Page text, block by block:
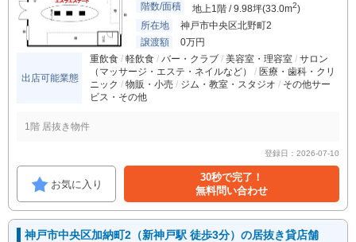
階数/面積
地上1階 / 9.98坪(33.0m2)
所在地
神戸市中央区北野町2
譲渡額
0万円
出店可能業態
重飲食 軽飲食 バー・クラブ 美容室・理容室
サロン
（マッサージ・エステ・ネイルなど）
医療・歯科・クリ
ニック
物販・小売 ジム・教室・スタジオ
その他サー
ビス・その他
1階 居抜き物件
登録日：2026-07-10
お気に入り
30秒で完了！
無料問い合わせ
神戸市中央区加納町2（新神戸駅 徒歩3分）の居抜き貸店舗